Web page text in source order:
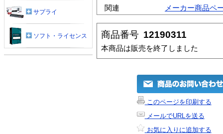
関連
メーカー商品ペ
商品番号 12190311
本商品は販売を終了しました
このページを印刷する
メールでURLを送る
お気に入りに追加する
サプライ
ソフト・ライセンス